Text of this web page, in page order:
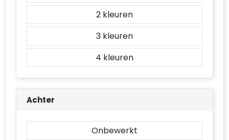
Opvouwbare tassen2
3
4
Achter
Onbewerkt